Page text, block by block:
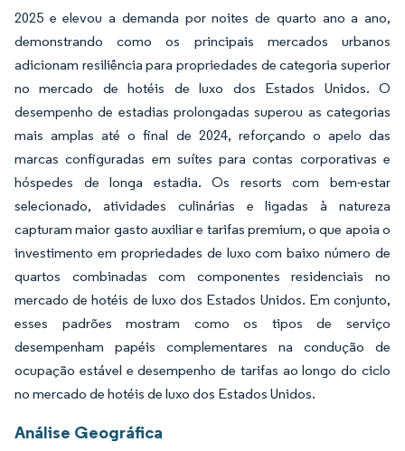
2025 e elevou a demanda por noites de quarto ano a ano,
demonstrando como os principais mercados urbanos
adicionam resiliência para propriedades de categoria superior
no mercado de hotéis de luxo dos Estados Unidos. O
desempenho de estadias prolongadas superou as categorias
mais amplas até o final de 2024, reforçando o apelo das
marcas configuradas em suítes para contas corporativas e
hóspedes de longa estadia. Os resorts com bem-estar
selecionado, atividades culinárias e ligadas à natureza
capturam maior gasto auxiliar e tarifas premium, o que apoia o
investimento em propriedades de luxo com baixo número de
quartos combinadas com componentes residenciais no
mercado de hotéis de luxo dos Estados Unidos. Em conjunto,
esses padrões mostram como os tipos de serviço
desempenham papéis complementares na condução de
ocupação estável e desempenho de tarifas ao longo do ciclo
no mercado de hotéis de luxo dos Estados Unidos.
Análise Geográfica